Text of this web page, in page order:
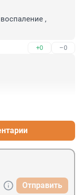
,
+0 –0
Отправить